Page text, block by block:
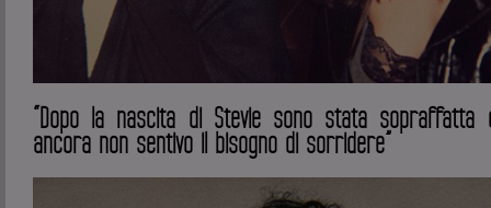
“Dopo la nascita di Stevie sono stata sopraffatta
ancora non sentivo il bisogno di sorridere”